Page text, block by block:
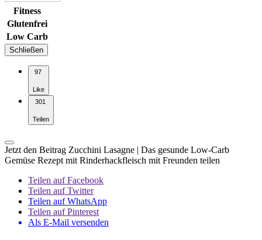
Fitness
Glutenfrei
Low Carb
Schließen
97
Like
301
Teilen
Jetzt den Beitrag Zucchini Lasagne | Das gesunde Low-Carb
Gemüse Rezept mit Rinderhackfleisch mit Freunden teilen
Teilen auf Facebook
Teilen auf Twitter
Teilen auf WhatsApp
Teilen auf Pinterest
Als E-Mail versenden